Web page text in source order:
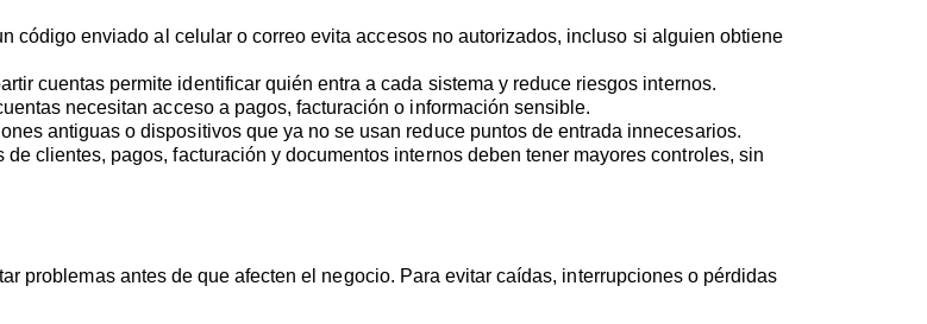
código enviado al celular o correo evita accesos no autorizados, incluso si alguien obtiene
cuentas permite identificar quién entra a cada sistema y reduce riesgos internos.
necesitan acceso a pagos, facturación o información sensible.
antiguas o dispositivos que ya no se usan reduce puntos de entrada innecesarios.
de clientes, pagos, facturación y documentos internos deben tener mayores controles, sin
problemas antes de que afecten el negocio. Para evitar caídas, interrupciones o pérdidas